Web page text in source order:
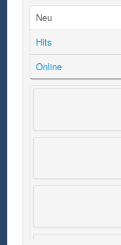
Neu
Hits
Online